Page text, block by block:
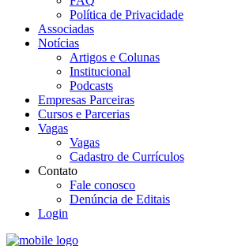
Política de Privacidade
Associadas
Notícias
Artigos e Colunas
Institucional
Podcasts
Empresas Parceiras
Cursos e Parcerias
Vagas
Vagas
Cadastro de Currículos
Contato
Fale conosco
Denúncia de Editais
Login